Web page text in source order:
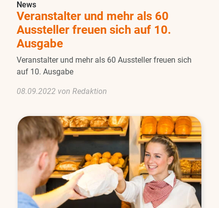
News
Veranstalter und mehr als 60
Aussteller freuen sich auf 10.
Ausgabe
Veranstalter und mehr als 60 Aussteller freuen sich
auf 10. Ausgabe
08.09.2022 von Redaktion